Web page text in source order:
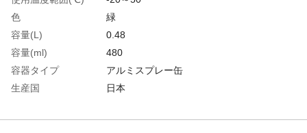
色
緑
容量(L)
0.48
容量(ml)
480
容器タイプ
アルミスプレー缶
生産国
日本
材質1
主成分:ワックス系防錆剤